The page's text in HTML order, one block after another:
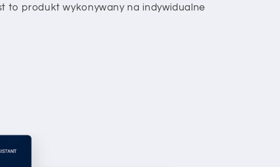
to produkt wykonywany na indywidualne